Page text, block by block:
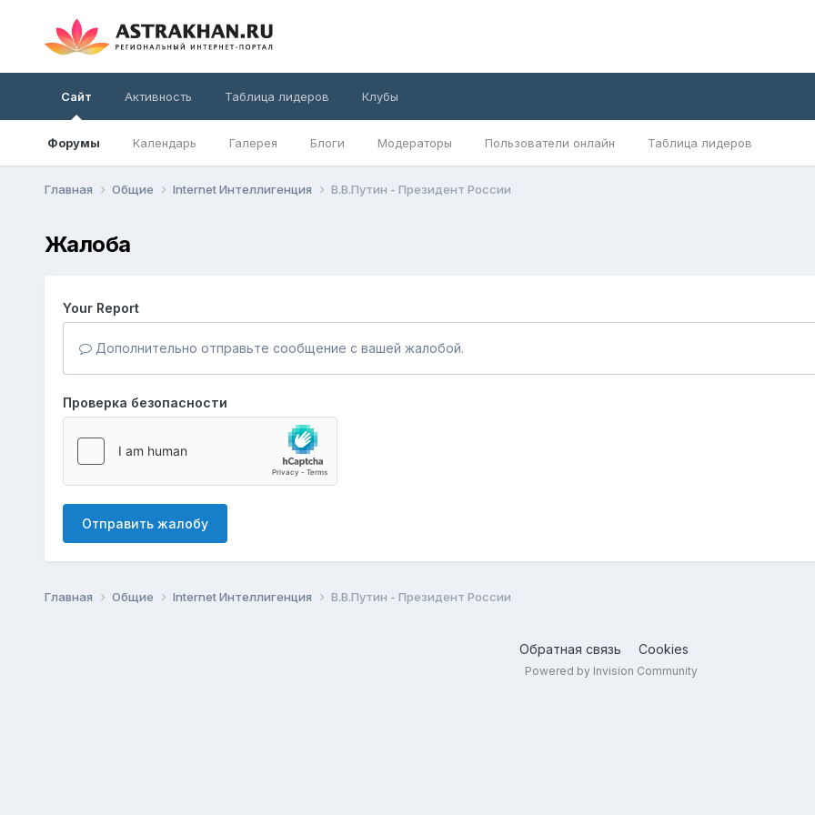
Сайт
Форумы Календарь Галерея Блоги Модераторы Пользователи онлайн Таблица лидеров
Активность Таблица лидеров Клубы
Главная Общие Internet Интеллигенция В.В.Путин - Президент России
Жалоба
Your Report
Дополнительно отправьте сообщение с вашей жалобой.
Проверка безопасности
Отправить жалобу
Главная Общие Internet Интеллигенция В.В.Путин - Президент России
Обратная связь Cookies
Powered by Invision Community